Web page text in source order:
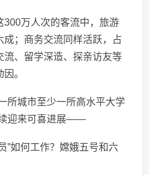
万人次的客流中，旅游
；商务交流同样活跃，占
流、留学深造、探亲访友等
。
所城市至少一所高水平大学
续迎来可喜进展——
”如何工作？嫦娥五号和六